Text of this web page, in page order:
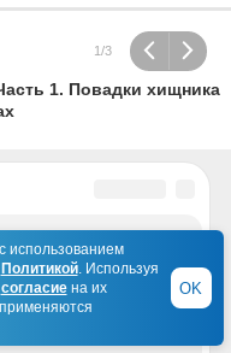
1/3
1. Повадки хищника
использованием
Политикой. Используя
согласиена их
OK